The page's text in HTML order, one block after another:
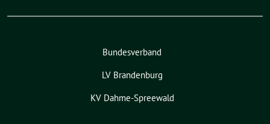
Bundesverband
LV Brandenburg
KV Dahme-Spreewald